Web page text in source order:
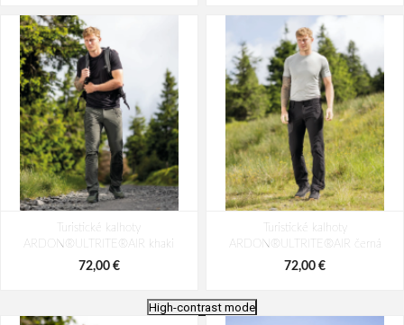
Turistické kalhoty
ARDON®ULTRITE®AIR khaki
72,00 €
Turistické kalhoty
ARDON®ULTRITE®AIR černá
72,00 €
High-contrast mode